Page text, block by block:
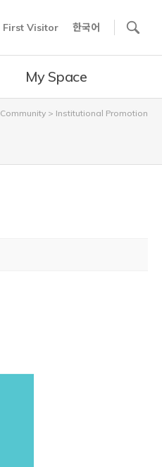
First Visitor 한국어
My Space
Community > Institutional Promotion